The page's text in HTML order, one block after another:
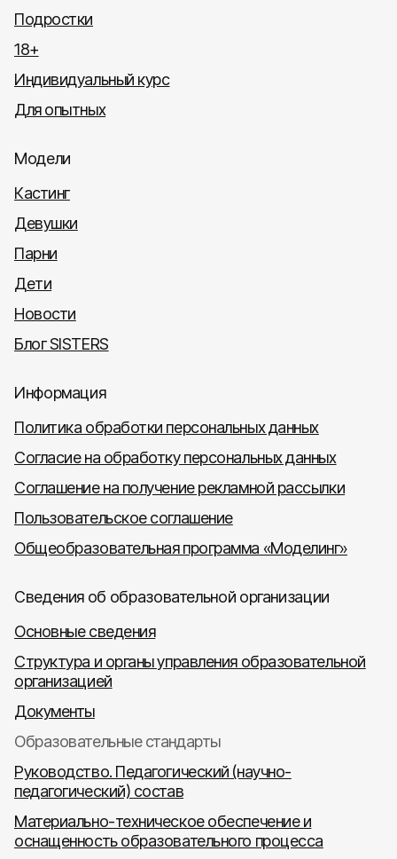
Подростки
18+
Индивидуальный курс
Для опытных
Модели
Кастинг
Девушки
Парни
Дети
Новости
Блог SISTERS
Информация
Политика обработки персональных данных
Согласие на обработку персональных данных
Соглашение на получение рекламной рассылки
Пользовательское соглашение
Общеобразовательная программа «Моделинг»
Сведения об образовательной организации
Основные сведения
Структура и органы управления образовательной
организацией
Документы
Образовательные стандарты
Руководство. Педагогический (научно-
педагогический) состав
Материально-техническое обеспечение и
оснащенность образовательного процесса